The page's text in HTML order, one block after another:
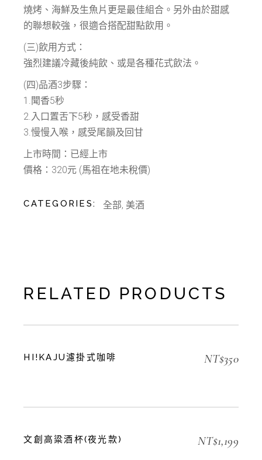
燒烤、海鮮及生魚片更是最佳組合。另外由於甜感
的聯想較強，很適合搭配甜點飲用。
(三)飲用方式：
強烈建議冷藏後純飲、或是各種花式飲法。
(四)品酒3步驟：
1.聞香5秒
2.入口置舌下5秒，感受香甜
3.慢慢入喉，感受尾韻及回甘
上市時間：已經上市
價格：320元 (馬祖在地未稅價)
CATEGORIES: 全部, 美酒
RELATED PRODUCTS
HI!KAJU濾掛式咖啡 NT$350
文創高粱酒杯(夜光款) NT$1,199